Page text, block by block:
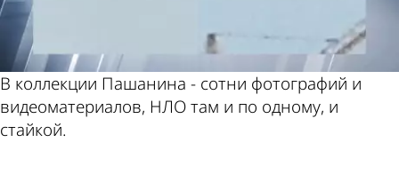
В коллекции Пашанина - сотни фотографий и
видеоматериалов, НЛО там и по одному, и
стайкой.